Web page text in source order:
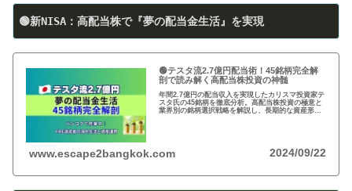
🟢新NISA：高配当株で『夢の配当金生活』を実現
🟢テスタ流2.7億円配当術！45銘柄完全解
剖で読み解く高配当株投資の神髄
年間2.7億円の配当収入を実現したカリスマ投資家テ
スタ氏の45銘柄を徹底分析。高配当株投資の極意と
業界別の銘柄選択戦略を解説し、長期的な資産形成
www.escape2bangkok.com 2024/09/22